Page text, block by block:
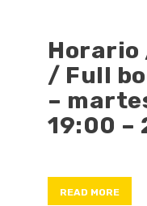
Horario
/ Full
–
19:00 –
READ MORE